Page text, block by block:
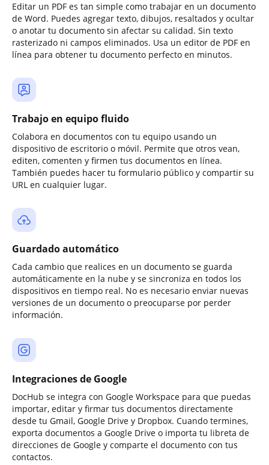
Editar un PDF es tan simple como trabajar en un documento
de Word. Puedes agregar texto, dibujos, resaltados y ocultar
o anotar tu documento sin afectar su calidad. Sin texto
rasterizado ni campos eliminados. Usa un editor de PDF en
línea para obtener tu documento perfecto en minutos.
Trabajo en equipo fluido
Colabora en documentos con tu equipo usando un
dispositivo de escritorio o móvil. Permite que otros vean,
editen, comenten y firmen tus documentos en línea.
También puedes hacer tu formulario público y compartir su
URL en cualquier lugar.
Guardado automático
Cada cambio que realices en un documento se guarda
automáticamente en la nube y se sincroniza en todos los
dispositivos en tiempo real. No es necesario enviar nuevas
versiones de un documento o preocuparse por perder
información.
Integraciones de Google
DocHub se integra con Google Workspace para que puedas
importar, editar y firmar tus documentos directamente
desde tu Gmail, Google Drive y Dropbox. Cuando termines,
exporta documentos a Google Drive o importa tu libreta de
direcciones de Google y comparte el documento con tus
contactos.